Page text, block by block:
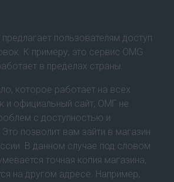
предлагает пользователям доступ
К примеру, это сервис OMG
в пределах страны.
которое работает на всех
и официальный сайт, ОМГ не
с доступностью и
позволит вам зайти в магазин
В данном случае под словом
точная копия магазина,
на другом адресе. Например,